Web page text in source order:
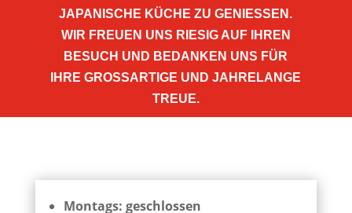
JAPANISCHE KÜCHE ZU GENIESSEN. W
IR FREUEN UNS RIESIG AUF IHREN B
ESUCH UND BEDANKEN UNS FÜR I
HRE GROSSARTIGE UND JAHRELANGE TR
EUE.
Montags: geschlossen